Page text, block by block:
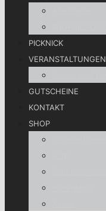
PICKNICK
VERANSTALTUNGEN
GUTSCHEINE
KONTAKT
SHOP